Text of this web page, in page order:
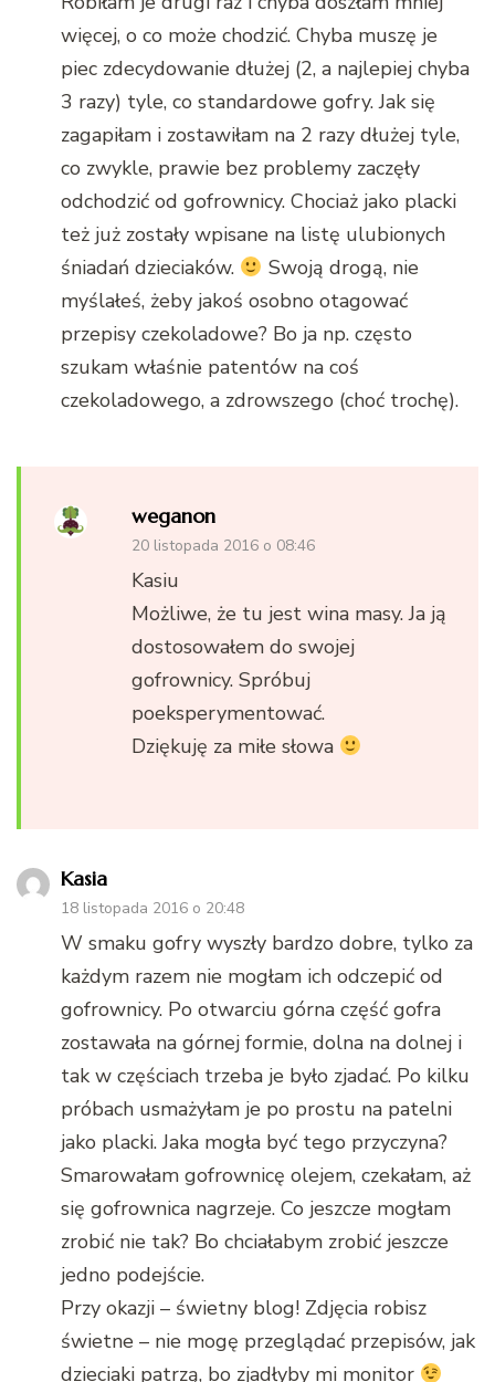
więcej, o co może chodzić. Chyba muszę je
piec zdecydowanie dłużej (2, a najlepiej chyba
3 razy) tyle, co standardowe gofry. Jak się
zagapiłam i zostawiłam na 2 razy dłużej tyle,
co zwykle, prawie bez problemy zaczęły
odchodzić od gofrownicy. Chociaż jako placki
też już zostały wpisane na listę ulubionych
śniadań dzieciaków.
Swoją drogą, nie
myślałeś, żeby jakoś osobno otagować
przepisy czekoladowe? Bo ja np. często
szukam właśnie patentów na coś
czekoladowego, a zdrowszego (choć trochę).
weganon
20 listopada 2016 o 08:46
Kasiu
Możliwe, że tu jest wina masy. Ja ją
dostosowałem do swojej
gofrownicy. Spróbuj
poeksperymentować.
Dziękuję za miłe słowa
Kasia
18 listopada 2016 o 20:48
W smaku gofry wyszły bardzo dobre, tylko za
każdym razem nie mogłam ich odczepić od
gofrownicy. Po otwarciu górna część gofra
zostawała na górnej formie, dolna na dolnej i
tak w częściach trzeba je było zjadać. Po kilku
próbach usmażyłam je po prostu na patelni
jako placki. Jaka mogła być tego przyczyna?
Smarowałam gofrownicę olejem, czekałam, aż
się gofrownica nagrzeje. Co jeszcze mogłam
zrobić nie tak? Bo chciałabym zrobić jeszcze
jedno podejście.
Przy okazji – świetny blog! Zdjęcia robisz
świetne – nie mogę przeglądać przepisów, jak
dzieciaki patrzą, bo zjadłyby mi monitor